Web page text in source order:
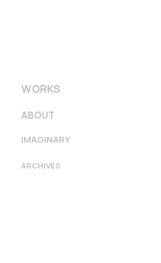
ABOUT
WORKS
ARCHIVES
IMAGINARY